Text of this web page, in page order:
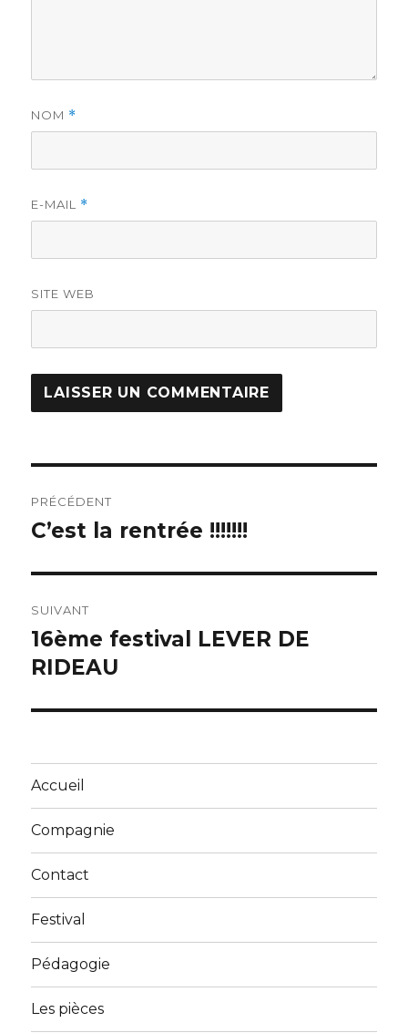
NOM *
E-MAIL *
SITE WEB
de
PRÉCÉDENT
Article
C’est la rentrée !!!!!!!
SUIVANT
Article
suivant :
16ème festival LEVER DE
RIDEAU
Accueil
Compagnie
Contact
Festival
Pédagogie
Les pièces